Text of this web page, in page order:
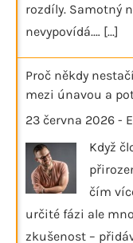
rozdíly. Samotný
nevypovídá.… [...]
Proč někdy
mezi únavou a
23 června 2026 -
Když
čím
určité fázi ale
zkušenost –